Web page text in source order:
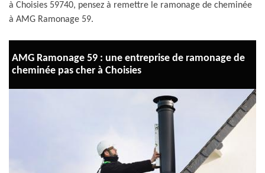
à Choisies 59740, pensez à remettre le ramonage de cheminée
à AMG Ramonage 59.
AMG Ramonage 59 : une entreprise de ramonage de
cheminée pas cher à Choisies